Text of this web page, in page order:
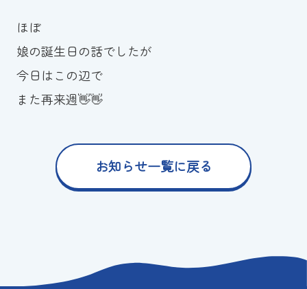
ほぼ
娘の誕生日の話でしたが
今日はこの辺で
また再来週👋👋
お知らせ一覧に戻る